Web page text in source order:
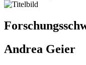
Andrea Geier